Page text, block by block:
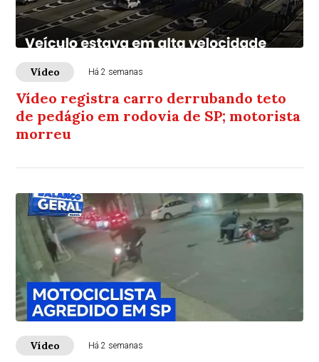
Vídeo Há 2 semanas
Vídeo registra carro derrubando teto
de pedágio em rodovia de SP; motorista
morreu
Vídeo Há 2 semanas